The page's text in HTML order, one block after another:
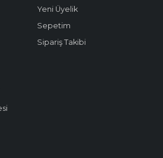
Yeni Üyelik
Sepetim
Sipariş Takibi